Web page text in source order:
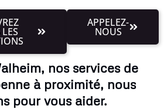
APPELEZ-
NOUS
nos services de
à proximité, nous
pour vous aider.